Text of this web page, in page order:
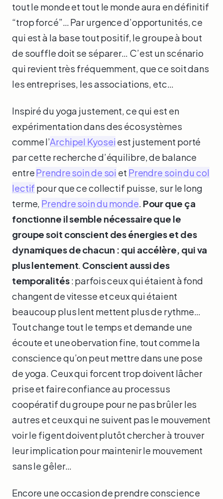
tout le monde et tout le monde aura en définitif
“trop forcé”… Par urgence d’opportunités, ce
qui est à la base tout positif, le groupe à bout
de souffle doit se séparer… C’est un scénario
qui revient très fréquemment, que ce soit dans
les entreprises, les associations, etc…
Inspiré du yoga justement, ce qui est en
expérimentation dans des écosystèmes
comme l’Archipel Kyosei est justement porté
par cette recherche d’équilibre, de balance
entrePrendre soin de soi et Prendre soin du col
lectif pour que ce collectif puisse, sur le long
terme, Prendre soin du monde. Pour que ça
fonctionne il semble nécessaire que le
groupe soit conscient des énergies et des
dynamiques de chacun : qui accélère, qui va
plus lentement. Conscient aussi des
temporalités: parfois ceux qui étaient à fond
changent de vitesse et ceux qui étaient
beaucoup plus lent mettent plus de rythme…
Tout change tout le temps et demande une
écoute et une obervation fine, tout comme la
conscience qu’on peut mettre dans une pose
de yoga. Ceux qui forcent trop doivent lâcher
prise et faire confiance au processus
coopératif du groupe pour ne pas brûler les
autres et ceux qui ne suivent pas le mouvement
voir le figent doivent plutôt chercher à trouver
leur implication pour maintenir le mouvement
sans le gêler…
Encore une occasion de prendre conscience